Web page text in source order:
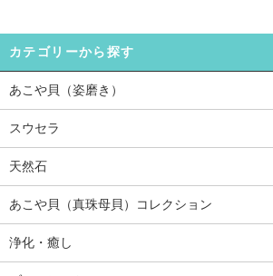
カテゴリーから探す
あこや貝（姿磨き）
スウセラ
天然石
あこや貝（真珠母貝）コレクション
浄化・癒し